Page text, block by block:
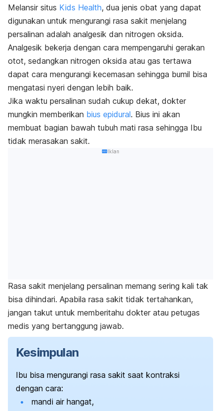
Melansir situs Kids Health, dua jenis obat yang dapat
digunakan untuk mengurangi rasa sakit menjelang
persalinan adalah analgesik dan nitrogen oksida.
Analgesik bekerja dengan cara mempengaruhi gerakan
otot, sedangkan nitrogen oksida atau gas tertawa
dapat cara mengurangi kecemasan sehingga bumil bisa
mengatasi nyeri dengan lebih baik.
Jika waktu persalinan sudah cukup dekat, dokter
mungkin memberikan bius epidural. Bius ini akan
membuat bagian bawah tubuh mati rasa sehingga Ibu
tidak merasakan sakit.
Iklan
Rasa sakit menjelang persalinan memang sering kali tak
bisa dihindari. Apabila rasa sakit tidak tertahankan,
jangan takut untuk memberitahu dokter atau petugas
medis yang bertanggung jawab.
Kesimpulan
Ibu bisa mengurangi rasa sakit saat kontraksi
dengan cara:
mandi air hangat,